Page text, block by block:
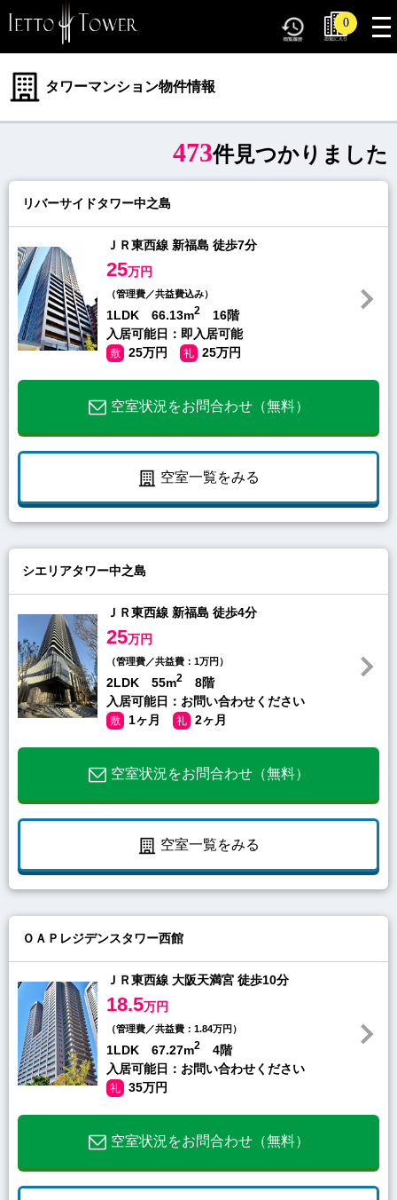
0
タワーマンション物件情報
473件見つかりました
リバーサイドタワー中之島
ＪＲ東西線 新福島 徒歩7分
25万円
（管理費／共益費込み）
1LDK 66.13m2
16階
入居可能日：即入居可能
敷 25万円 礼 25万円
空室状況をお問合わせ（無料）
空室一覧をみる
シエリアタワー中之島
ＪＲ東西線 新福島 徒歩4分
25万円
（管理費／共益費：1万円）
2LDK 55m2
8階
入居可能日：お問い合わせください
敷 1ヶ月 礼 2ヶ月
空室状況をお問合わせ（無料）
空室一覧をみる
ＯＡＰレジデンスタワー西館
ＪＲ東西線 大阪天満宮 徒歩10分
18.5万円
（管理費／共益費：1.84万円）
1LDK 67.27m2
4階
入居可能日：お問い合わせください
礼 35万円
空室状況をお問合わせ（無料）